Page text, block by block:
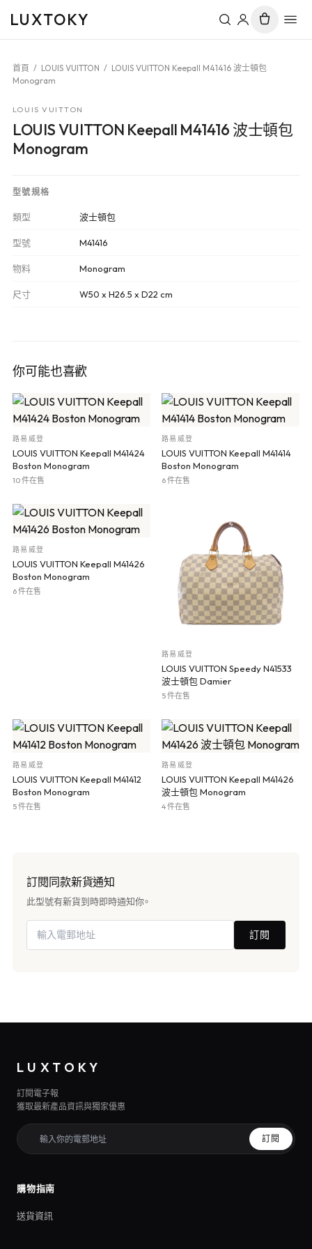
LUXTOKY
首頁 / LOUIS VUITTON / LOUIS VUITTON Keepall M41416 波士頓包
Monogram
LOUIS VUITTON
LOUIS VUITTON Keepall M41416 波士頓包
Monogram
型號規格
類型 波士頓包
型號 M41416
物料 Monogram
尺寸 W50 x H26.5 x D22 cm
你可能也喜歡
路易威登
LOUIS VUITTON Keepall M41424
Boston Monogram
10 件在售
路易威登
LOUIS VUITTON Keepall M41414
Boston Monogram
6 件在售
路易威登
LOUIS VUITTON Keepall M41426
Boston Monogram
6 件在售
路易威登
LOUIS VUITTON Speedy N41533
波士頓包 Damier
5 件在售
路易威登
LOUIS VUITTON Keepall M41412
Boston Monogram
5 件在售
路易威登
LOUIS VUITTON Keepall M41426
波士頓包 Monogram
4 件在售
訂閱同款新貨通知
此型號有新貨到時即時通知你。
訂閱
LUXTOKY
訂閱電子報
獲取最新產品資訊與獨家優惠
訂閱
購物指南
送貨資訊